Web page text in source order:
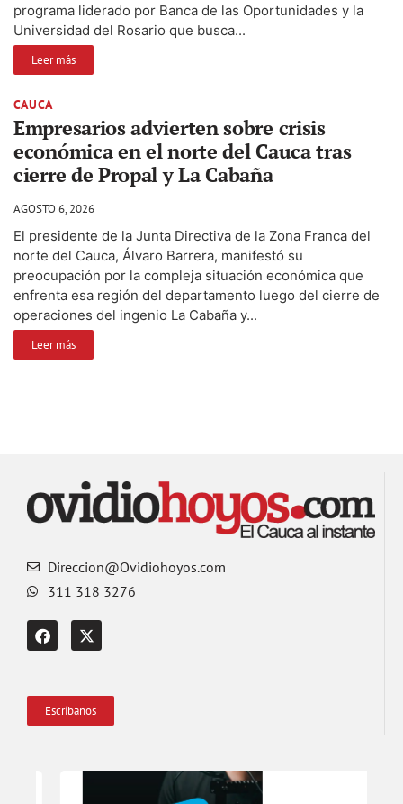
programa liderado por Banca de las Oportunidades y la
Universidad del Rosario que busca...
Leer más
CAUCA
Empresarios advierten sobre crisis
económica en el norte del Cauca tras
cierre de Propal y La Cabaña
AGOSTO 6, 2026
El presidente de la Junta Directiva de la Zona Franca del
norte del Cauca, Álvaro Barrera, manifestó su
preocupación por la compleja situación económica que
enfrenta esa región del departamento luego del cierre de
operaciones del ingenio La Cabaña y...
Leer más
Direccion@Ovidiohoyos.com
311 318 3276
Escríbanos